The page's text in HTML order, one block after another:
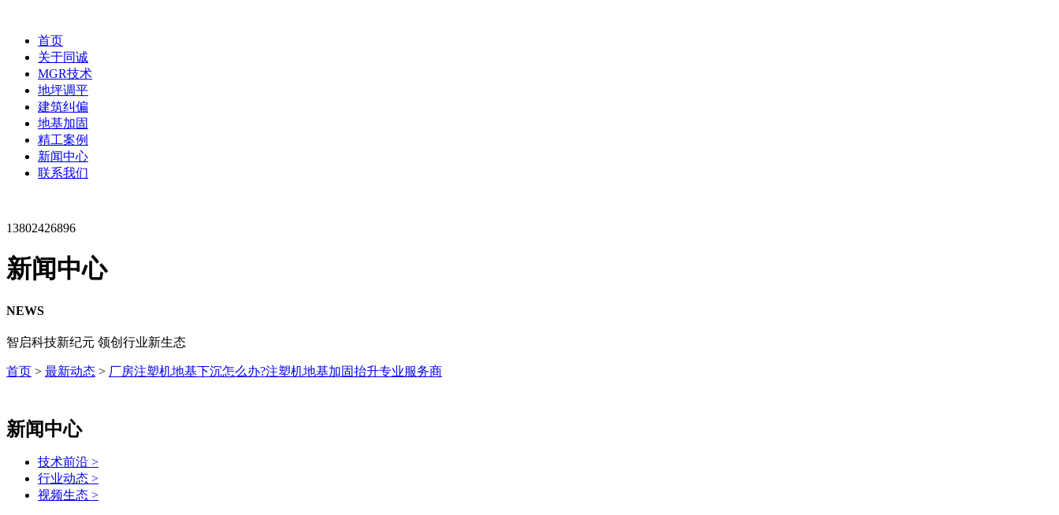
首页
关于同诚
MGR技术
地坪调平
建筑纠偏
地基加固
精工案例
新闻中心
联系我们
13802426896
新闻中心
NEWS
智启科技新纪元 领创行业新生态
首页 > 最新动态 > 厂房注塑机地基下沉怎么办?注塑机地基加固抬升专业服务商
新闻中心
技术前沿 >
行业动态 >
视频生态 >